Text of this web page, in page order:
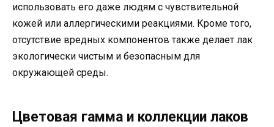
использовать его даже людям с чувствительной
кожей или аллергическими реакциями. Кроме того,
отсутствие вредных компонентов также делает лак
экологически чистым и безопасным для
окружающей среды.
Цветовая гамма и коллекции лаков